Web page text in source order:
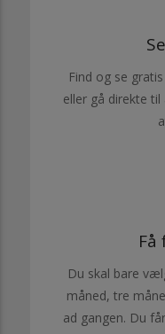
Find og se
eller gå direkte
Du skal bare
måned, tre
ad gangen. Du